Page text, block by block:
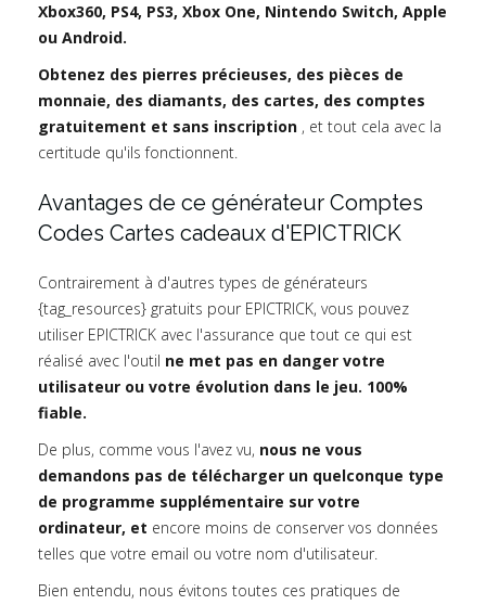
Xbox360, PS4, PS3, Xbox One, Nintendo Switch, Apple
ou Android.
Obtenez des pierres précieuses, des pièces de
monnaie, des diamants, des cartes, des comptes
gratuitement et sans inscription , et tout cela avec la
certitude qu'ils fonctionnent.
Avantages de ce générateur Comptes
Codes Cartes cadeaux d'EPICTRICK
Contrairement à d'autres types de générateurs
{tag_resources} gratuits pour EPICTRICK, vous pouvez
utiliser EPICTRICK avec l'assurance que tout ce qui est
réalisé avec l'outil ne met pas en danger votre
utilisateur ou votre évolution dans le jeu. 100%
fiable.
De plus, comme vous l'avez vu, nous ne vous
demandons pas de télécharger un quelconque type
de programme supplémentaire sur votre
ordinateur, et encore moins de conserver vos données
telles que votre email ou votre nom d'utilisateur.
Bien entendu, nous évitons toutes ces pratiques de